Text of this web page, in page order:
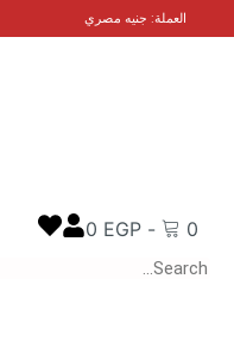
العملة: جنيه مصري
0
-
0 EGP
Search